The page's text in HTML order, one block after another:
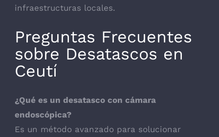
infraestructuras locales.
Preguntas Frecuentes
sobre Desatascos en
Ceutí
¿Qué es un desatasco con cámara
endoscópica?
Es un método avanzado para solucionar